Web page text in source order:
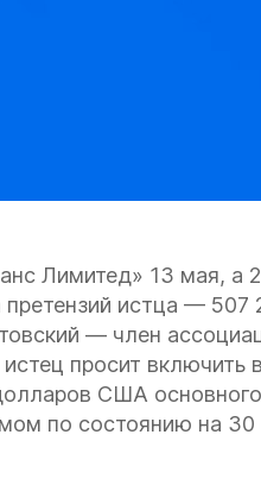
Лимитед» 13 мая, а
истца — 507
— член
просит включить
США
по состоянию на 30